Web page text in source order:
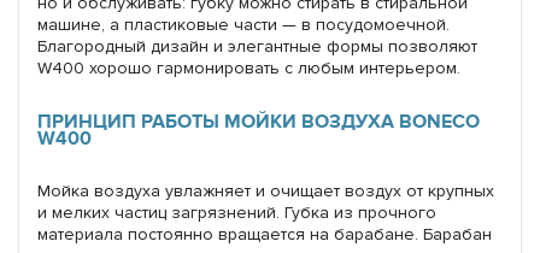
машине, а пластиковые части — в посудомоечной.
Благородный дизайн и элегантные формы позволяют
W400 хорошо гармонировать с любым интерьером.
ПРИНЦИП РАБОТЫ МОЙКИ ВОЗДУХА BONECO
W400
Мойка воздуха увлажняет и очищает воздух от крупных
и мелких частиц загрязнений. Губка из прочного
материала постоянно вращается на барабане. Барабан